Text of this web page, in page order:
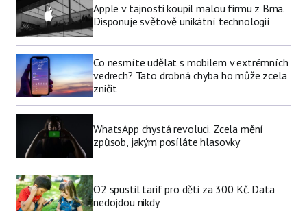
Apple v tajnosti koupil malou firmu z Brna.
Disponuje světově unikátní technologií
Co nesmíte udělat s mobilem v extrémních
vedrech? Tato drobná chyba ho může zcela
zničit
WhatsApp chystá revoluci. Zcela mění
způsob, jakým posíláte hlasovky
O2 spustil tarif pro děti za 300 Kč. Data
nedojdou nikdy